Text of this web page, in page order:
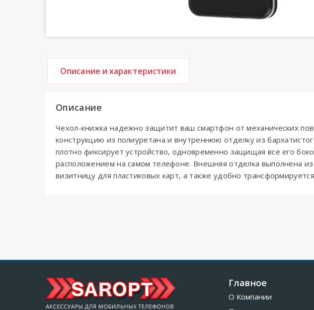
Описание и характеристики
Описание
Чехол-книжка надежно защитит ваш смартфон от механических
конструкцию из полиуретана и внутреннюю отделку из
плотно фиксирует устройство, одновременно защищая все его
расположением на самом телефоне. Внешняя отделка выполнена
визитницу для пластиковых карт, а также удобно
Главное
О Компании